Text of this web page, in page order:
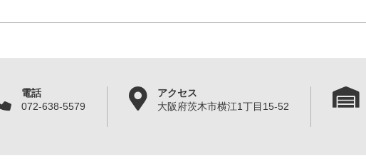
電話
072-638-5579
アクセス
大阪府茨木市横江1丁目15-52